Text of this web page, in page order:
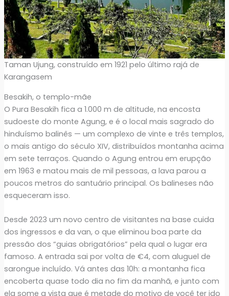
Taman Ujung, construído em 1921 pelo último rajá de
Karangasem
Besakih, o templo-mãe
O Pura Besakih fica a 1.000 m de altitude, na encosta
sudoeste do monte Agung, e é o local mais sagrado do
hinduísmo balinês — um complexo de vinte e três templos,
o mais antigo do século XIV, distribuídos montanha acima
em sete terraços. Quando o Agung entrou em erupção
em 1963 e matou mais de mil pessoas, a lava parou a
poucos metros do santuário principal. Os balineses não
esqueceram isso.
Desde 2023 um novo centro de visitantes na base cuida
dos ingressos e da van, o que eliminou boa parte da
pressão dos “guias obrigatórios” pela qual o lugar era
famoso. A entrada sai por volta de €4, com aluguel de
sarongue incluído. Vá antes das 10h: a montanha fica
encoberta quase todo dia no fim da manhã, e junto com
ela some a vista que é metade do motivo de você ter ido